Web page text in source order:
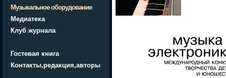
Музыкальное оборудование
Медиатека
Клуб журнала
Гостевая книга
Контакты,редакция,авторы